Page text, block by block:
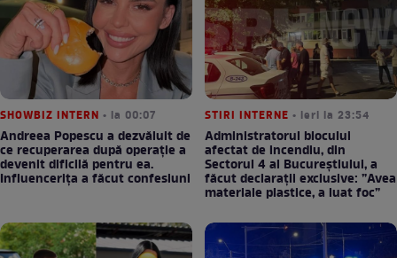
SHOWBIZ INTERN • la 00:07
Andreea Popescu a dezvăluit de
ce recuperarea după operație a
devenit dificilă pentru ea.
Influencerița a făcut confesiuni
STIRI INTERNE • ieri la 23:54
Administratorul blocului
afectat de incendiu, din
Sectorul 4 al Bucureștiului, a
făcut declarații exclusive: ”Avea
materiale plastice, a luat foc”